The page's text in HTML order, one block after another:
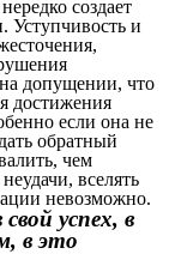
создает
Уступчивость и
допущении, что
достижения
если она не
обратный
чем
вселять
невозможно.
успех, в
в это